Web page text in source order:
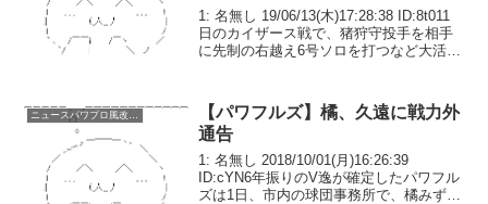
1: 名無し 19/06/13(木)17:28:38 ID:8t011
日のカイザース戦で、猪狩守投手を相手
に先制の右越え6号ソロを打つなど大活躍
行われた「頑張パワフル...
【パワフルズ】橘、久遠に戦力外
通告
1: 名無し 2018/10/01(月)16:26:39
ID:cYN6年振りのV逸が確定したパワフル
ズは1日、市内の球団事務所で、橘みずき